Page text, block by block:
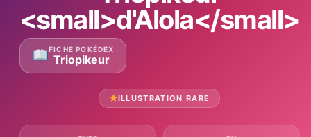
<small>d'Alola</small>
FICHE POKÉDEX
Triopikeur
ILLUSTRATION RARE